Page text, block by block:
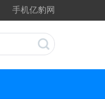
手机亿豹网